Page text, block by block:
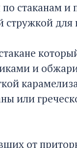
стаканам и
для
и
или
от